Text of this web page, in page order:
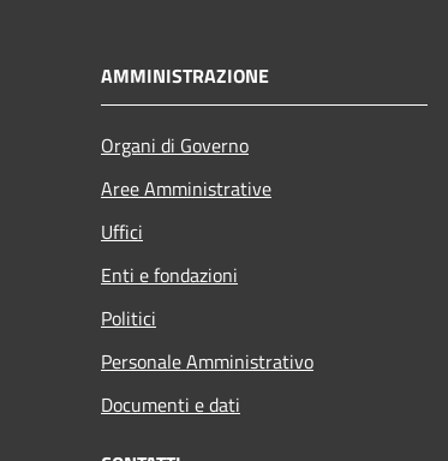
AMMINISTRAZIONE
Organi di Governo
Aree Amministrative
Uffici
Enti e fondazioni
Politici
Personale Amministrativo
Documenti e dati